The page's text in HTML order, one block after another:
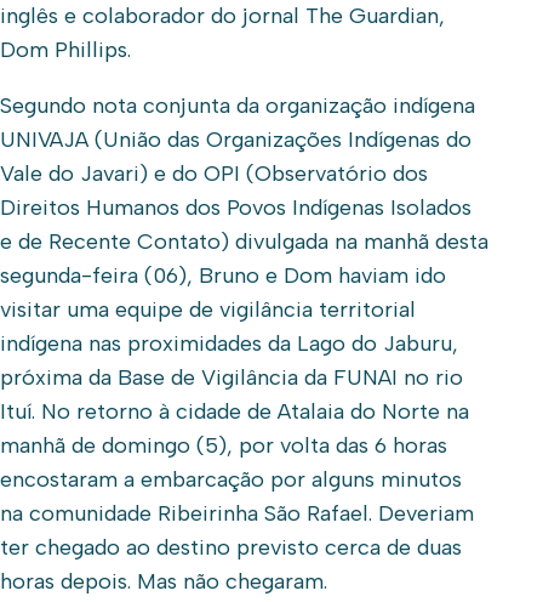
inglês e colaborador do jornal The Guardian,
Dom Phillips.
Segundo nota conjunta da organização indígena
UNIVAJA (União das Organizações Indígenas do
Vale do Javari) e do OPI (Observatório dos
Direitos Humanos dos Povos Indígenas Isolados
e de Recente Contato) divulgada na manhã desta
segunda-feira (06), Bruno e Dom haviam ido
visitar uma equipe de vigilância territorial
indígena nas proximidades da Lago do Jaburu,
próxima da Base de Vigilância da FUNAI no rio
Ituí. No retorno à cidade de Atalaia do Norte na
manhã de domingo (5), por volta das 6 horas
encostaram a embarcação por alguns minutos
na comunidade Ribeirinha São Rafael. Deveriam
ter chegado ao destino previsto cerca de duas
horas depois. Mas não chegaram.